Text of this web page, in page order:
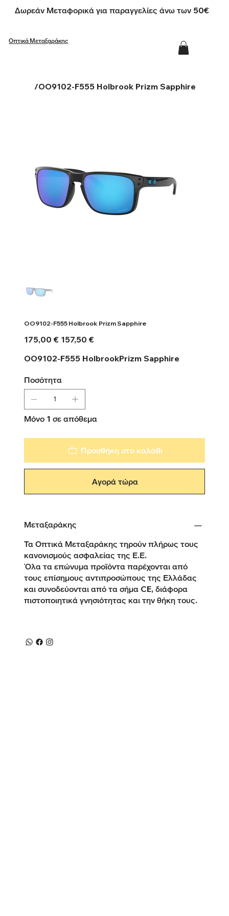
Δωρεάν Μεταφορικά για παραγγελίες άνω των 50€
Οπτικά Μεταξαράκης
/OO9102-F555 Holbrook Prizm Sapphire
OO9102-F555 Holbrook Prizm Sapphire
Αρχική
τιμή
175,00 €
Τιμή
έκπτωσης
157,50 €
OO9102-F555 HolbrookPrizm Sapphire
Ποσότητα
Μόνο 1 σε απόθεμα
Προσθήκη στο καλάθι
Αγορά τώρα
Μεταξαράκης
Τα Οπτικά Μεταξαράκης τηρούν πλήρως τους
κανονισμούς ασφαλείας της Ε.Ε.
Όλα τα επώνυμα προϊόντα παρέχονται από
τους επίσημους αντιπροσώπους της Ελλάδας
και συνοδεύονται από τα σήμα CE, διάφορα
πιστοποιητικά γνησιότητας και την θήκη τους.